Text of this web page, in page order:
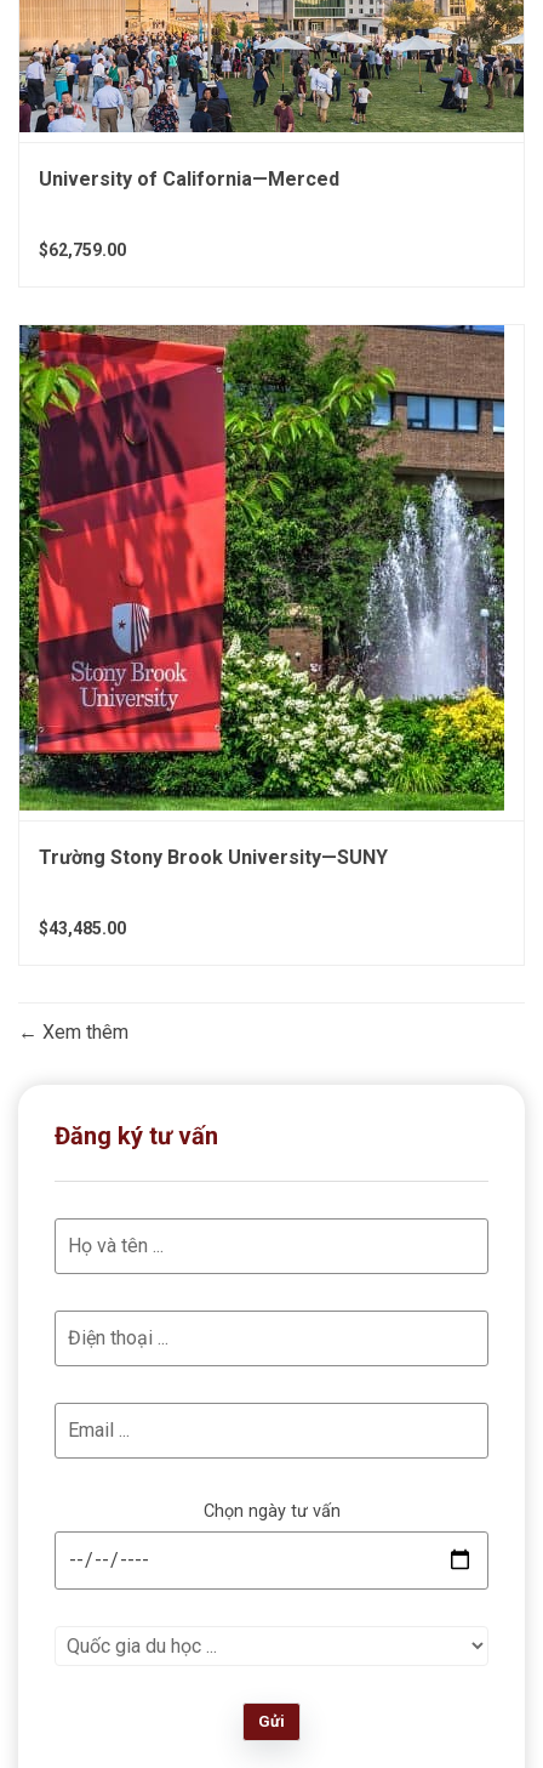
University of California—Merced
$62,759.00
Trường Stony Brook University—SUNY
$43,485.00
Xem thêm
Đăng ký tư vấn
Chọn ngày tư vấn
Gửi